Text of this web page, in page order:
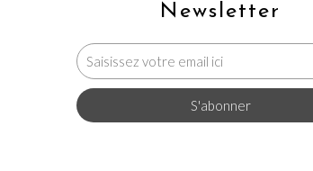
Newsletter